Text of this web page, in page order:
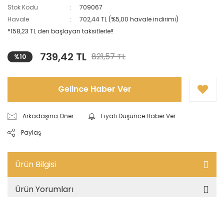
Stok Kodu
709067
Havale
702,44 TL (%5,00 havale indirimi)
*158,23 TL den başlayan taksitlerle!!
%10 739,42 TL 821,57 TL
Gelince Haber Ver
Arkadaşına Öner
Fiyatı Düşünce Haber Ver
Paylaş
Ürün Bilgisi
Ürün Yorumları